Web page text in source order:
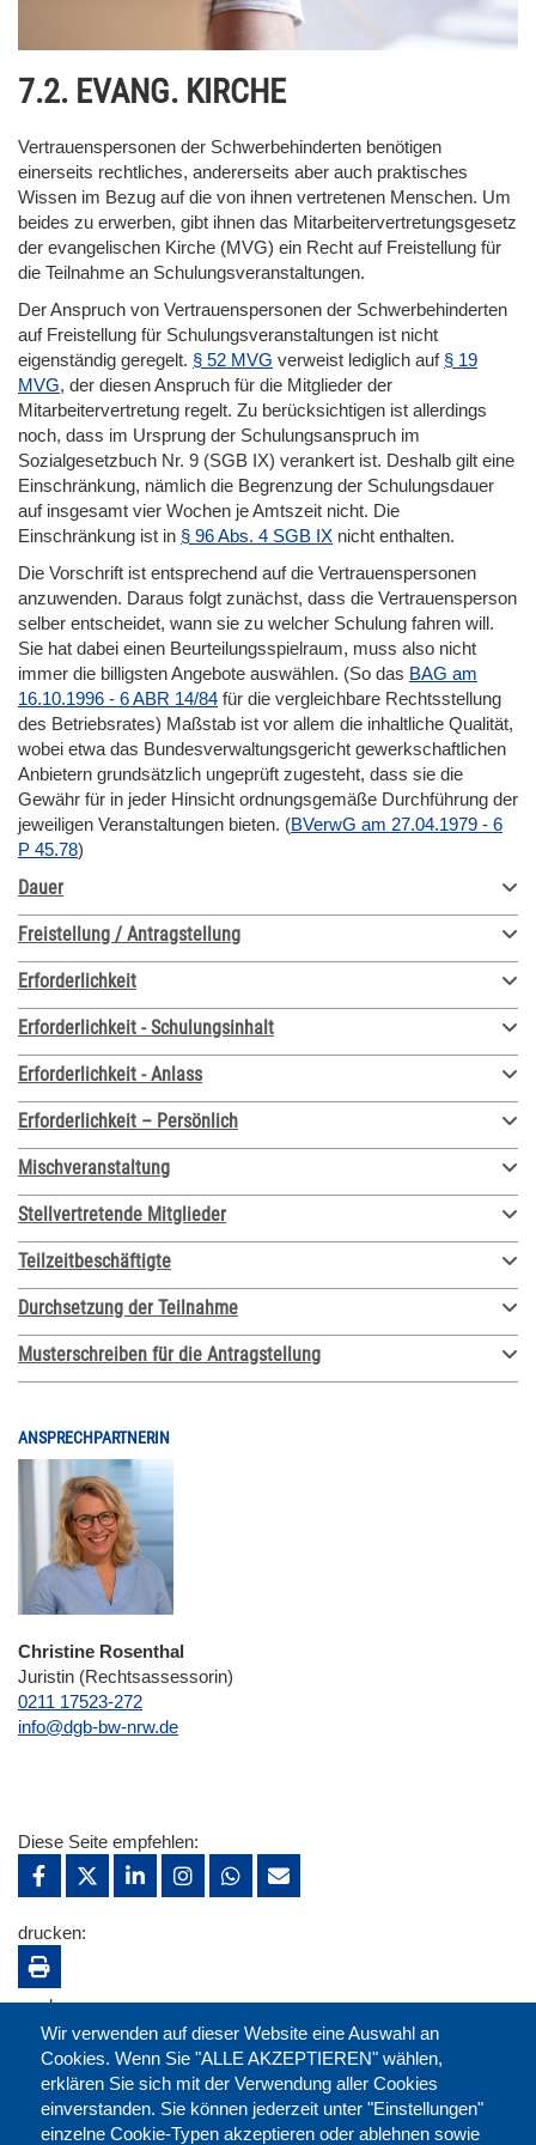
7.2. EVANG. KIRCHE
Vertrauenspersonen der Schwerbehinderten benötigen
einerseits rechtliches, andererseits aber auch praktisches
Wissen im Bezug auf die von ihnen vertretenen Menschen. Um
beides zu erwerben, gibt ihnen das Mitarbeitervertretungsgesetz
der evangelischen Kirche (MVG) ein Recht auf Freistellung für
die Teilnahme an Schulungsveranstaltungen.
Der Anspruch von Vertrauenspersonen der Schwerbehinderten
auf Freistellung für Schulungsveranstaltungen ist nicht
eigenständig geregelt. § 52 MVG verweist lediglich auf § 19
MVG, der diesen Anspruch für die Mitglieder der
Mitarbeitervertretung regelt. Zu berücksichtigen ist allerdings
noch, dass im Ursprung der Schulungsanspruch im
Sozialgesetzbuch Nr. 9 (SGB IX) verankert ist. Deshalb gilt eine
Einschränkung, nämlich die Begrenzung der Schulungsdauer
auf insgesamt vier Wochen je Amtszeit nicht. Die
Einschränkung ist in § 96 Abs. 4 SGB IX nicht enthalten.
Die Vorschrift ist entsprechend auf die Vertrauenspersonen
anzuwenden. Daraus folgt zunächst, dass die Vertrauensperson
selber entscheidet, wann sie zu welcher Schulung fahren will.
Sie hat dabei einen Beurteilungsspielraum, muss also nicht
immer die billigsten Angebote auswählen. (So das BAG am
16.10.1996 - 6 ABR 14/84 für die vergleichbare Rechtsstellung
des Betriebsrates) Maßstab ist vor allem die inhaltliche Qualität,
wobei etwa das Bundesverwaltungsgericht gewerkschaftlichen
Anbietern grundsätzlich ungeprüft zugesteht, dass sie die
Gewähr für in jeder Hinsicht ordnungsgemäße Durchführung der
jeweiligen Veranstaltungen bieten. (BVerwG am 27.04.1979 - 6
P 45.78)
Dauer
Freistellung / Antragstellung
Erforderlichkeit
Erforderlichkeit - Schulungsinhalt
Erforderlichkeit - Anlass
Erforderlichkeit – Persönlich
Mischveranstaltung
Stellvertretende Mitglieder
Teilzeitbeschäftigte
Durchsetzung der Teilnahme
Musterschreiben für die Antragstellung
Wir verwenden auf dieser Website eine Auswahl an
Cookies. Wenn Sie "ALLE AKZEPTIEREN" wählen,
erklären Sie sich mit der Verwendung aller Cookies
einverstanden. Sie können jederzeit unter "Einstellungen"
einzelne Cookie-Typen akzeptieren oder ablehnen sowie
ANSPRECHPARTNERIN
Christine Rosenthal
Juristin (Rechtsassessorin)
0211 17523-272
E-Mail
info@dgb-bw-nrw.de
Diese Seite empfehlen:
drucken:
merken: